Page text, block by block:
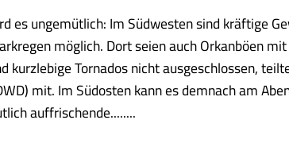
es ungemütlich: Im Südwesten sind kräftige
möglich. Dort seien auch Orkanböen
kurzlebige Tornados nicht ausgeschlossen,
mit. Im Südosten kann es demnach am
auffrischende........